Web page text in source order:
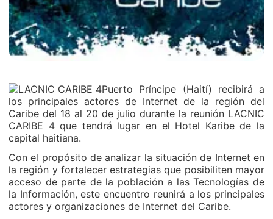
Puerto Príncipe (Haití) recibirá a
los principales actores de Internet de la región del
Caribe del 18 al 20 de julio durante la reunión LACNIC
CARIBE 4 que tendrá lugar en el Hotel Karibe de la
capital haitiana.
Con el propósito de analizar la situación de Internet en
la región y fortalecer estrategias que posibiliten mayor
acceso de parte de la población a las Tecnologías de
la Información, este encuentro reunirá a los principales
actores y organizaciones de Internet del Caribe.